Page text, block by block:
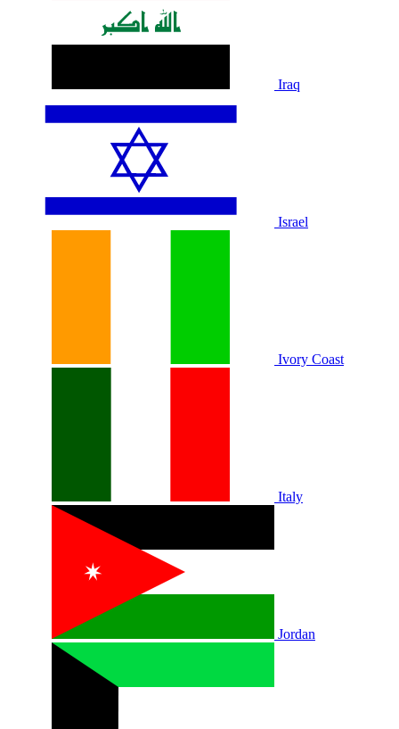
Iraq
Israel
Ivory Coast
Italy
Jordan